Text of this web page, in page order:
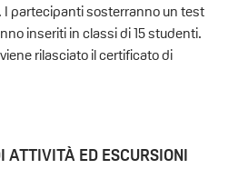
partecipanti sosterranno un test
inseriti in classi di 15 studenti.
rilasciato il certificato di
ATTIVITÀ ED ESCURSIONI